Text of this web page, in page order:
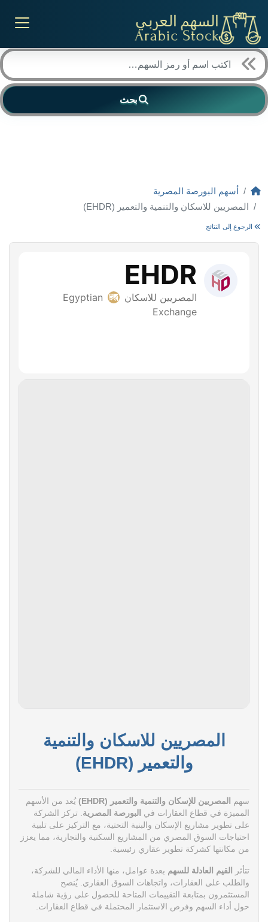
بحث
أسهم البورصة المصرية
المصريين للاسكان والتنمية والتعمير (EHDR)
الرجوع إلى النتائج
المصريين للاسكان والتنمية
والتعمير (EHDR)
سهم المصريين للإسكان والتنمية والتعمير (EHDR)
يُعد من الأسهم
المميزة في قطاع العقارات في البورصة المصرية. تركز الشركة
على تطوير مشاريع الإسكان والبنية التحتية، مع التركيز على تلبية
احتياجات السوق المصري من المشاريع السكنية والتجارية، مما يعزز
من مكانتها كشركة تطوير عقاري رئيسية.
تتأثر القيم العادلة للسهم بعدة عوامل، منها الأداء المالي للشركة،
والطلب على العقارات، واتجاهات السوق العقاري. يُنصح
المستثمرون بمتابعة التقييمات المتاحة للحصول على رؤية شاملة
حول أداء السهم وفرص الاستثمار المحتملة في قطاع العقارات.